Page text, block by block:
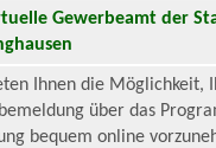
Gewerbeamt der
Ihnen die Möglichkeit,
über das
bequem online